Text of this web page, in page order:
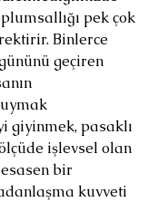
pek çok
Binlerce
geçiren
giyinmek, pasaklı
işlevsel olan
bir
kuvveti